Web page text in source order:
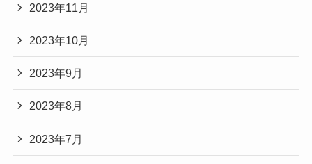
2023年11月
2023年10月
2023年9月
2023年8月
2023年7月